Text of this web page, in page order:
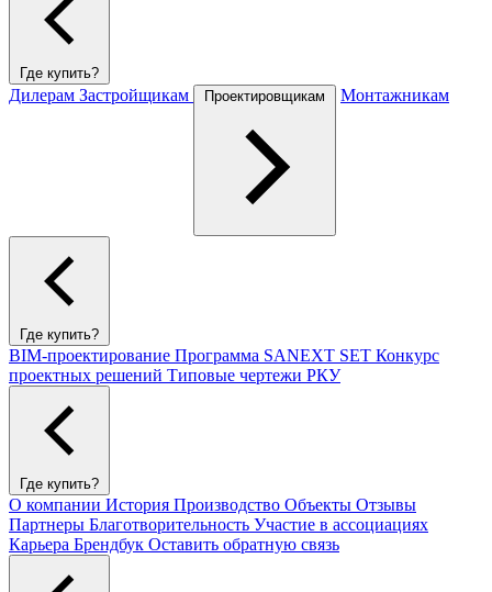
Где купить?
Дилерам Застройщикам Проектировщикам Монтажникам
Где купить?
BIM-проектирование Программа SANEXT SET Конкурс
проектных решений Типовые чертежи РКУ
Где купить?
О компании История Производство Объекты Отзывы
Партнеры Благотворительность Участие в ассоциациях
Карьера Брендбук Оставить обратную связь